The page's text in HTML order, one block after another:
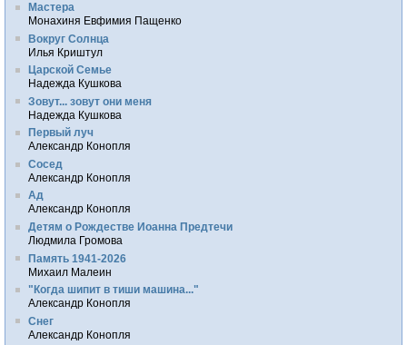
Мастера
Монахиня Евфимия Пащенко
Вокруг Солнца
Илья Криштул
Царской Семье
Надежда Кушкова
Зовут... зовут они меня
Надежда Кушкова
Первый луч
Александр Конопля
Сосед
Александр Конопля
Ад
Александр Конопля
Детям о Рождестве Иоанна Предтечи
Людмила Громова
Память 1941-2026
Михаил Малеин
"Когда шипит в тиши машина..."
Александр Конопля
Снег
Александр Конопля